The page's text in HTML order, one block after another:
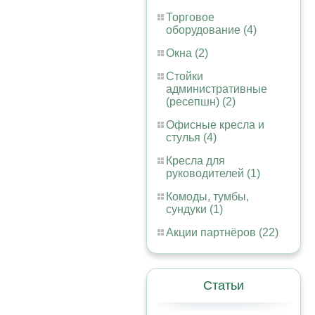
Торговое
оборудование (4)
Окна (2)
Стойки
административные
(ресепшн) (2)
Офисные кресла и
стулья (4)
Кресла для
руководителей (1)
Комоды, тумбы,
сундуки (1)
Акции партнёров (22)
Статьи